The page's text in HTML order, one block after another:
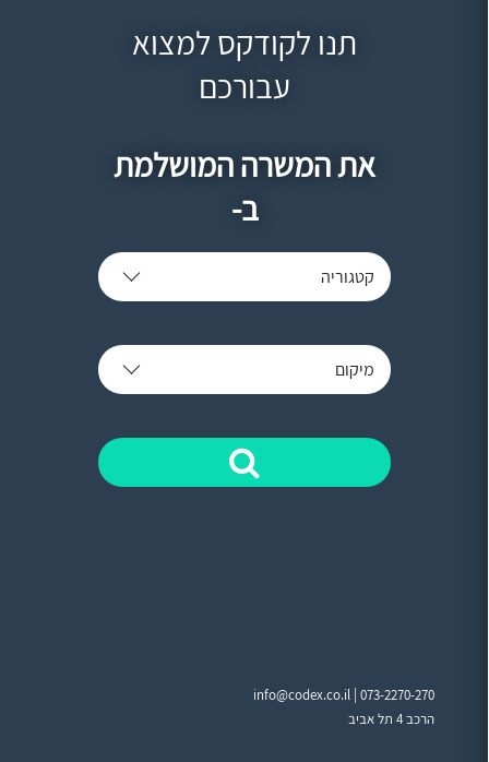
תנו לקודקס למצוא
עבורכם
את המשרה המושלמת
ב-
קטגוריה
מיקום
info@codex.co.il |073-2270-270
הרכב 4 תל אביב